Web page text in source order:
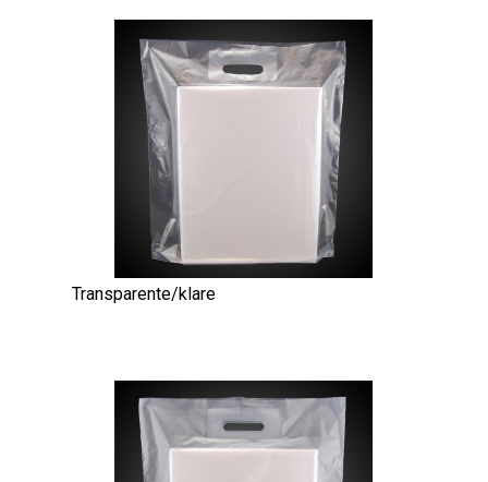
Transparente/klare